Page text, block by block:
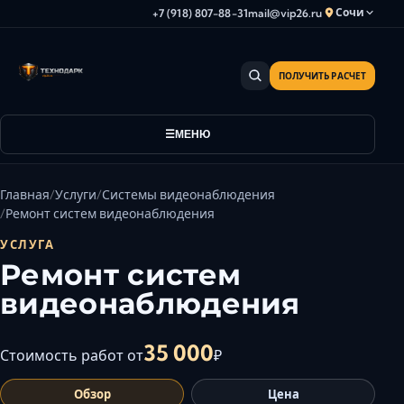
+7 (918) 807-88-31mail@vip26.ru Сочи
Анапа
Владикавказ
Каспийск
МЕНЮ
ПОЛУЧИТЬ РАСЧЕТ
Главная Услуги Системы видеонаблюдения
Ремонт систем видеонаблюдения
УСЛУГА
Ремонт систем
видеонаблюдения
Стоимость работ от35 000₽
Обзор Цена